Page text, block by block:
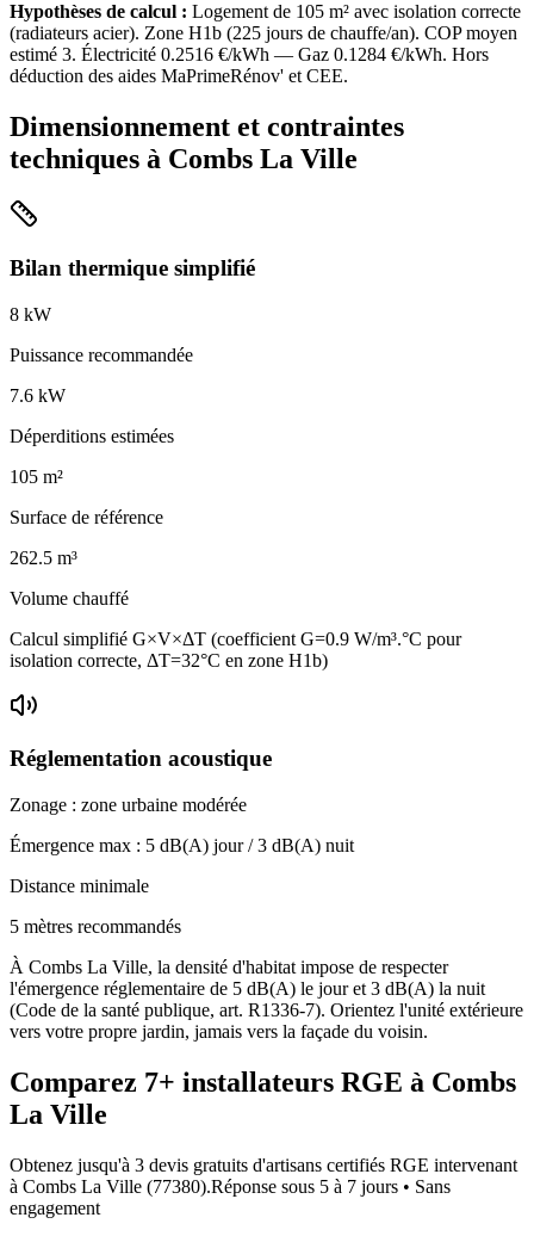
Hypothèses de calcul : Logement de 105 m² avec isolation correcte
(radiateurs acier). Zone H1b (225 jours de chauffe/an). COP moyen
estimé 3. Électricité 0.2516 €/kWh — Gaz 0.1284 €/kWh. Hors
déduction des aides MaPrimeRénov' et CEE.
Dimensionnement et contraintes
techniques à Combs La Ville
Bilan thermique simplifié
8 kW
Puissance recommandée
7.6 kW
Déperditions estimées
105 m²
Surface de référence
262.5 m³
Volume chauffé
Calcul simplifié G×V×ΔT (coefficient G=0.9 W/m³.°C pour
isolation correcte, ΔT=32°C en zone H1b)
Réglementation acoustique
Zonage : zone urbaine modérée
Émergence max : 5 dB(A) jour /3 dB(A) nuit
Distance minimale
5 mètres recommandés
À Combs La Ville, la densité d'habitat impose de respecter
l'émergence réglementaire de 5 dB(A) le jour et 3 dB(A) la nuit
(Code de la santé publique, art. R1336-7). Orientez l'unité extérieure
vers votre propre jardin, jamais vers la façade du voisin.
Comparez 7+ installateurs RGE à Combs
La Ville
Obtenez jusqu'à 3 devis gratuits d'artisans certifiés RGE intervenant
à Combs La Ville (77380).Réponse sous 5 à 7 jours • Sans
engagement